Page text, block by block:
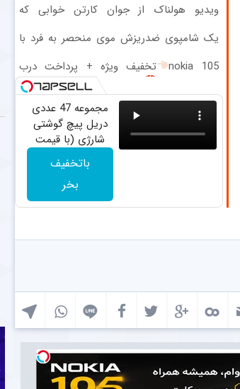
ویدیو هولناک از جوان کارتن خوابی که
یک شامپوی ضدریزش موی منحصر به فرد با
nokia 105
تخفیف ویژه + پرداخت درب
مجموعه 47 عددی
دریل پیچ گوشتی
شارژی‌ (با قیمت
فوق‌العاده)
باتخفیف
بخر